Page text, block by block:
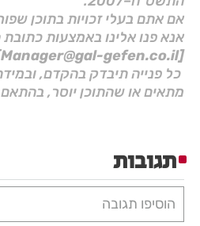
אם אתם בעלי זכויות בתוכן
אנא פנו אלינו באמצעות כתובת
[Manager@gal-gefen.co.il]
כל פנייה תיבדק בהקדם,
מתאים או שהתוכן יוסר,
תגובות
הוסיפו תגובה